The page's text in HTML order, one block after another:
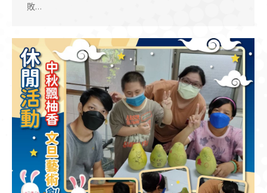
敗…